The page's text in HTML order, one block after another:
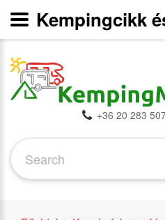
+36 20 283